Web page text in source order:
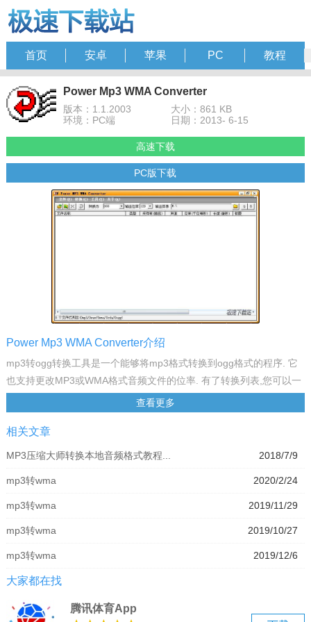
首页 安卓 苹果 PC 教程
Power Mp3 WMA Converter
版本：1.1.2003
大小：861 KB
环境：PC端
日期：2013- 6-15
高速下载
PC版下载
Power Mp3 WMA Converter介绍
mp3转ogg转换工具是一个能够将mp3格式转换到ogg格式的程序. 它
也支持更改MP3或WMA格式音频文件的位率. 有了转换列表,您可以一
次就轻松地转换大量的音频文件. 它还支持一些非常有用的功能,比如
更改标签信息,自动重命名等等.
什么是OGG
ogg是一种新的音频压缩格式，类似于MP3等的音乐格式。是一种新
说，ogg比mp3音质更优胜一点。那么如何将mp3转换ogg格式？下面
我们就利用格式转换器来了解一下音频格式的转换。
查看更多
相关文章
2018/7/9
MP3压缩大师转换本地音频格式教程...
2020/2/24
mp3转wma
2019/11/29
mp3转wma
2019/10/27
mp3转wma
2019/12/6
mp3转wma
大家都在找
腾讯体育App